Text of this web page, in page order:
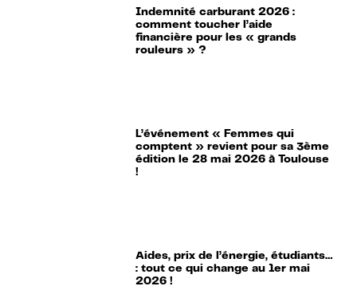
Indemnité carburant 2026 :
comment toucher l’aide
financière pour les « grands
rouleurs » ?
L’événement « Femmes qui
comptent » revient pour sa 3ème
édition le 28 mai 2026 à Toulouse
!
Aides, prix de l’énergie, étudiants…
: tout ce qui change au 1er mai
2026 !